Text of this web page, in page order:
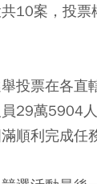
10案，投
投票在各
29萬5904
順利完成任